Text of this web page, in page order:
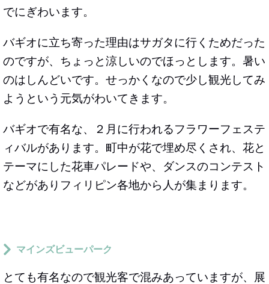
でにぎわいます。
バギオに立ち寄った理由はサガタに行くためだった
のですが、ちょっと涼しいのでほっとします。暑い
のはしんどいです。せっかくなので少し観光してみ
ようという元気がわいてきます。
バギオで有名な、２月に行われるフラワーフェステ
ィバルがあります。町中が花で埋め尽くされ、花と
テーマにした花車パレードや、ダンスのコンテスト
などがありフィリピン各地から人が集まります。
マインズビューパーク
とても有名なので観光客で混みあっていますが、展